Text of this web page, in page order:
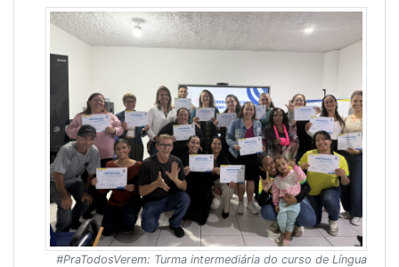
#PraTodosVerem: Turma intermediária do curso de Língua